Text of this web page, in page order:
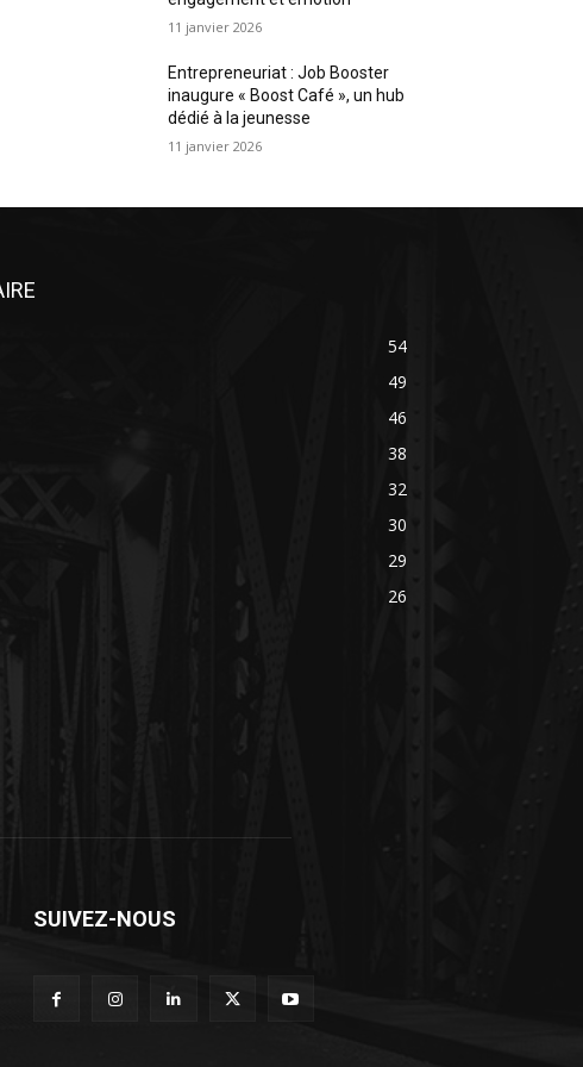
11 janvier 2026
Entrepreneuriat : Job Booster
inaugure « Boost Café », un hub
dédié à la jeunesse
11 janvier 2026
54
49
46
38
32
30
29
26
SUIVEZ-NOUS